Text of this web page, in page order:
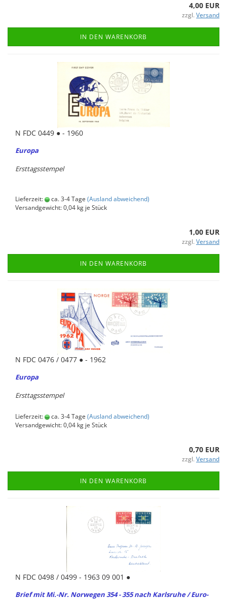
4,00 EUR
zzgl. Versand
IN DEN WARENKORB
N FDC 0449 ● - 1960
Eu­ro­pa
Erst­tags­stem­pel
Lieferzeit: ca. 3-4 Tage (Ausland abweichend)
Versandgewicht:0,04 kg je Stück
1,00 EUR
zzgl. Versand
IN DEN WARENKORB
N FDC 0476 / 0477 ● - 1962
Eu­ro­pa
Erst­tags­stem­pel
Lieferzeit: ca. 3-4 Tage (Ausland abweichend)
Versandgewicht:0,04 kg je Stück
0,70 EUR
zzgl. Versand
IN DEN WARENKORB
N FDC 0498 / 0499 - 1963 09 001 ●
Brief mit Mi.-Nr. Nor­we­gen 354 - 355 nach Karls­ru­he / Eu­ro­